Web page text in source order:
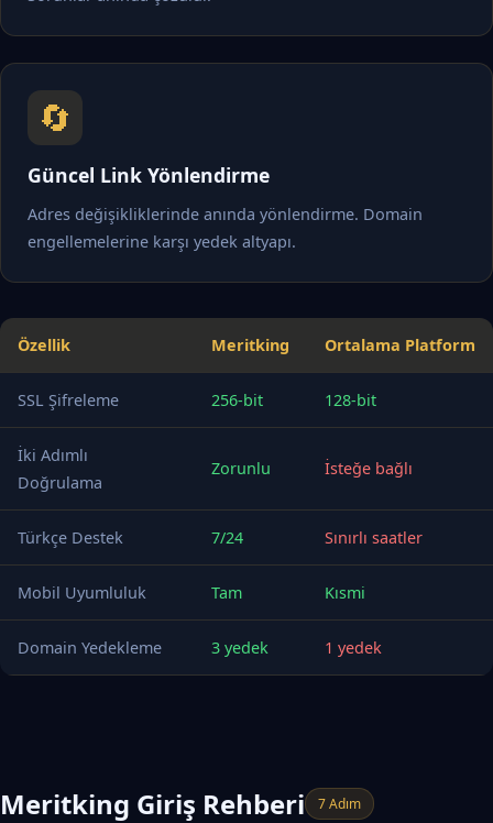
🔄
Güncel Link Yönlendirme
Adres değişikliklerinde anında yönlendirme. Domain
engellemelerine karşı yedek altyapı.
Özellik Meritking Ortalama Platform
SSL Şifreleme 256-bit 128-bit
İki Adımlı
Doğrulama
Zorunlu İsteğe bağlı
Türkçe Destek 7/24 Sınırlı saatler
Mobil Uyumluluk Tam Kısmi
Domain Yedekleme 3 yedek 1 yedek
Meritking Giriş Rehberi 7 Adım